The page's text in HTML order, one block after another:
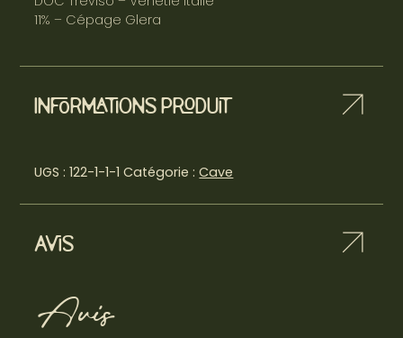
11% – Cépage Glera
Informations produit
UGS :122-1-1-1 Catégorie :Cave
Avis
Avis